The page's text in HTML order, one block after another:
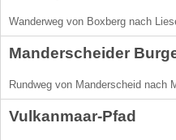
Wanderweg von Boxberg nach
Manderscheider
Rundweg von Manderscheid nach
Vulkanmaar-Pfad